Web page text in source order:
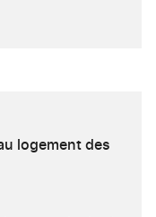
logement des